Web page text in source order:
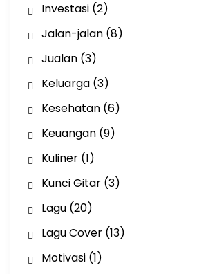
Investasi(2)
Jalan-jalan(8)
Jualan(3)
Keluarga(3)
Kesehatan(6)
Keuangan(9)
Kuliner(1)
Kunci Gitar(3)
Lagu(20)
Lagu Cover(13)
Motivasi(1)